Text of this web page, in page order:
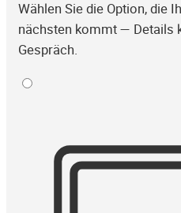
Wählen Sie die Option, die
nächsten kommt — Details
Gespräch.